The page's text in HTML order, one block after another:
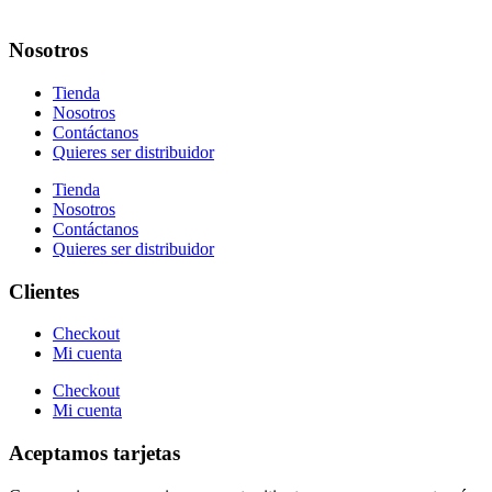
Nosotros
Tienda
Nosotros
Contáctanos
Quieres ser distribuidor
Tienda
Nosotros
Contáctanos
Quieres ser distribuidor
Clientes
Checkout
Mi cuenta
Checkout
Mi cuenta
Aceptamos tarjetas